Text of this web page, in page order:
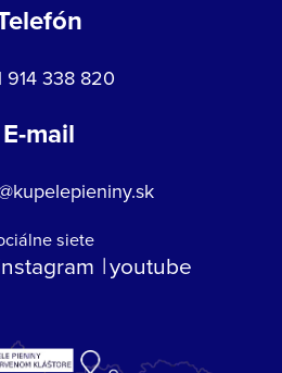
914 338 820
E-mail
siete
youtube